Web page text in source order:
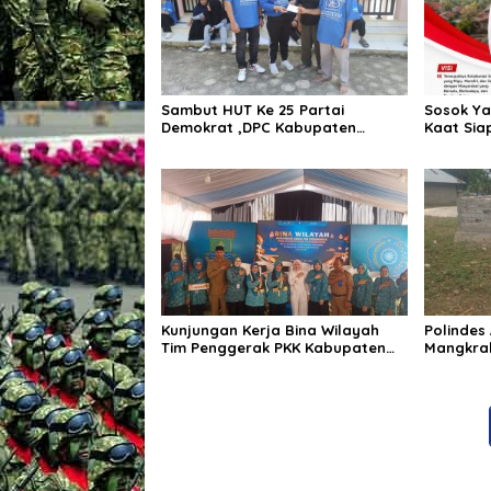
Sambut HUT Ke 25 Partai
Demokrat ,DPC Kabupaten
Ibadah,Melalui Gerakan Langit
Biru Indonesia ASRI.
Sosok
Kaat
Kunjungan Kerja Bina Wilayah
Tim Penggerak PKK Kabupaten
Polindes